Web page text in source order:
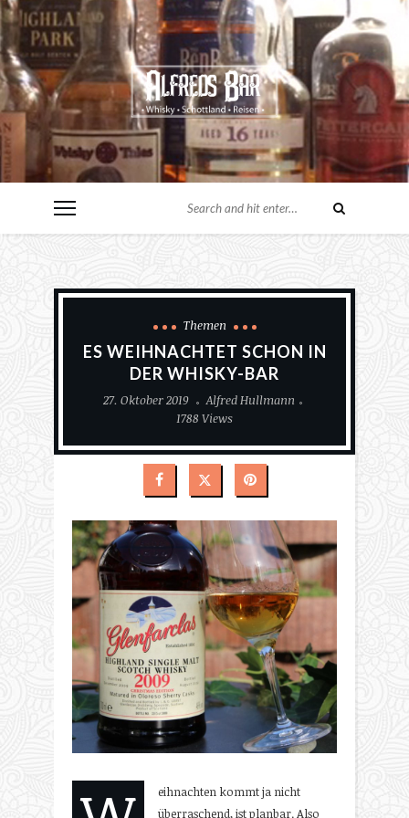
Themen
ES WEIHNACHTET SCHON IN
DER WHISKY-BAR
27. Oktober 2019
Alfred Hullmann
1788 Views
eihnachten kommt ja nicht
überraschend, ist planbar. Also